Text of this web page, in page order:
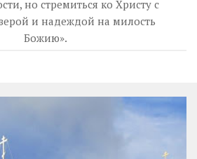
но стремиться ко Христу с
и надеждой на милость
Божию».